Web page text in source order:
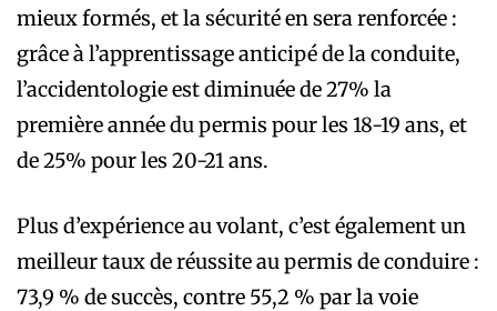
mieux formés, et la sécurité en sera renforcée :
grâce à l’apprentissage anticipé de la conduite,
l’accidentologie est diminuée de 27% la
première année du permis pour les 18-19 ans, et
de 25% pour les 20-21 ans.
Plus d’expérience au volant, c’est également un
meilleur taux de réussite au permis de conduire :
73,9 % de succès, contre 55,2 % par la voie